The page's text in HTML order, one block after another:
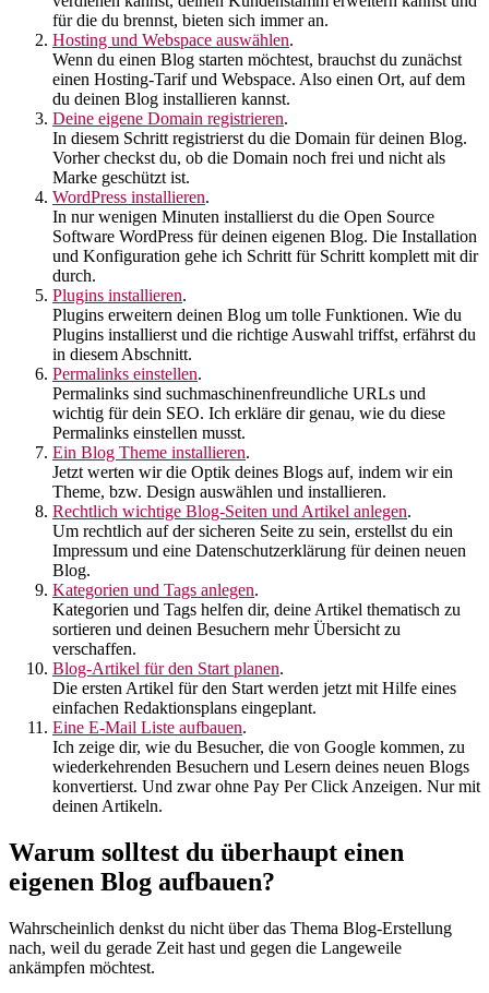
für die du brennst, bieten sich immer an.
Hosting und Webspace auswählen.
Wenn du einen Blog starten möchtest, brauchst du zunächst
einen Hosting-Tarif und Webspace. Also einen Ort, auf dem
du deinen Blog installieren kannst.
Deine eigene Domain registrieren.
In diesem Schritt registrierst du die Domain für deinen Blog.
Vorher checkst du, ob die Domain noch frei und nicht als
Marke geschützt ist.
WordPress installieren.
In nur wenigen Minuten installierst du die Open Source
Software WordPress für deinen eigenen Blog. Die Installation
und Konfiguration gehe ich Schritt für Schritt komplett mit dir
durch.
Plugins installieren.
Plugins erweitern deinen Blog um tolle Funktionen. Wie du
Plugins installierst und die richtige Auswahl triffst, erfährst du
in diesem Abschnitt.
Permalinks einstellen.
Permalinks sind suchmaschinenfreundliche URLs und
wichtig für dein SEO. Ich erkläre dir genau, wie du diese
Permalinks einstellen musst.
Ein Blog Theme installieren.
Jetzt werten wir die Optik deines Blogs auf, indem wir ein
Theme, bzw. Design auswählen und installieren.
Rechtlich wichtige Blog-Seiten und Artikel anlegen.
Um rechtlich auf der sicheren Seite zu sein, erstellst du ein
Impressum und eine Datenschutzerklärung für deinen neuen
Blog.
Kategorien und Tags anlegen.
Kategorien und Tags helfen dir, deine Artikel thematisch zu
sortieren und deinen Besuchern mehr Übersicht zu
verschaffen.
Blog-Artikel für den Start planen.
Die ersten Artikel für den Start werden jetzt mit Hilfe eines
einfachen Redaktionsplans eingeplant.
Eine E-Mail Liste aufbauen.
Ich zeige dir, wie du Besucher, die von Google kommen, zu
wiederkehrenden Besuchern und Lesern deines neuen Blogs
konvertierst. Und zwar ohne Pay Per Click Anzeigen. Nur mit
deinen Artikeln.
Warum solltest du überhaupt einen
eigenen Blog aufbauen?
Wahrscheinlich denkst du nicht über das Thema Blog-Erstellung
nach, weil du gerade Zeit hast und gegen die Langeweile
ankämpfen möchtest.